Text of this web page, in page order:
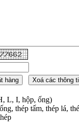
L, I, hộp, ống)
thép tấm, thép lá,